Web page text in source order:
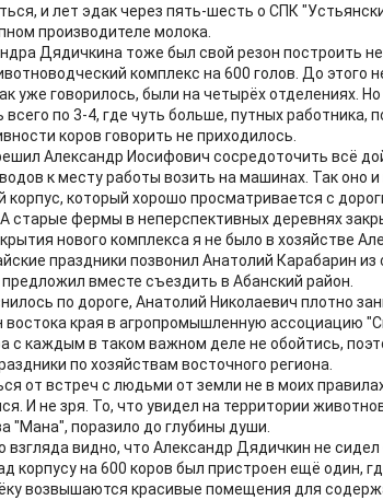
и лет эдак через пять-шесть о СПК
производителе молока.
Дядичкина тоже был свой резон построить
комплекс на 600 голов. До этого
уже говорилось, были на четырёх отделениях.
всего по 3-4, где чуть больше, путных работника,
коров говорить не приходилось.
Александр Иосифович сосредоточить всё
к месту работы возить на машинах. Так оно
корпус, который хорошо просматривается с
старые фермы в неперспективных деревнях
нового комплекса я не было в хозяйстве
праздники позвонил Анатолий Карабарин
вместе съездить в Абанский район.
по дороге, Анатолий Николаевич плотно
востока края в агропромышленную ассоциацию
с каждым в таком важном деле не обойтись,
по хозяйствам восточного региона.
от встреч с людьми от земли не в моих
И не зря. То, что увидел на территории
"Мана", поразило до глубины души.
взгляда видно, что Александр Дядичкин не
корпусу на 600 коров был пристроен ещё один,
возвышаются красивые помещения для